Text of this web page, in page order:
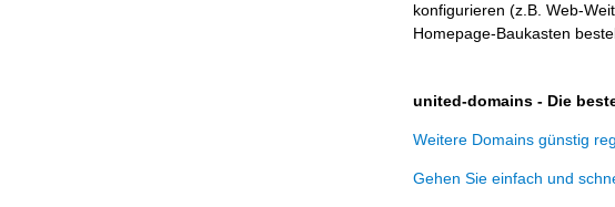
konfigurieren (z.B. Web-
Homepage-Baukasten
united-domains - Die
Weitere Domains günstig
Gehen Sie einfach und